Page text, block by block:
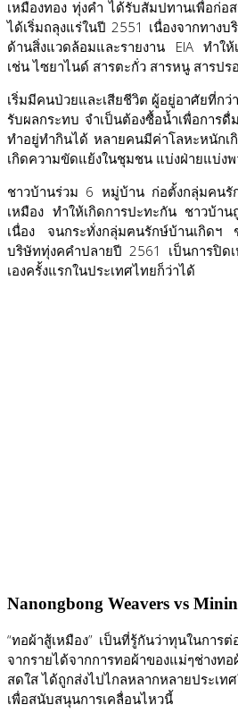
เหมืองทอง ทุ่งคำ ได้รับสัมปทานเพื่อก่อ
ได้เริ่มถลุงแร่ในปี 2551 เนื่องจากทาง
ด้านสิ่งแวดล้อมและรายงาน EIA ทำให้
เช่น ไซยาไนด์ สารตะกั่ว สารหนู สารป
เริ่มมีคนป่วยและเสียชีวิต ผู้อยู่อาศัยที่ก
รับผลกระทบ จำเป็นต้องซื้อน้ำเพื่อการ
ทำอยู่ทำกินได้ หลายคนมีค่าโลหะหนักเ
เกิดความขัดแย้งในชุมชน แบ่งฝ่ายแบ่งพ
ชาวบ้านร่วม 6 หมู่บ้าน ก่อตั้งกลุ่มคนรั
เหมือง ทำให้เกิดการปะทะกัน ชาวบ้
เนื่อง จนกระทั่งกลุ่มฅนรักษ์บ้านเกิดฯ
บริษัททุ่งคคำปลายปี 2561 เป็นการปิด
เองครั้งแรกในประเทศไทยก็ว่าได้
Nanongbong Weavers vs
“ทอผ้าสู้เหมือง” เป็นที่รู้กันว่าทุนในการ
จากรายได้จากการทอผ้าของแม่ๆช่างท
สดใส ได้ถูกส่งไปไกลหลากหลายประเท
เพื่อสนับสนุนการเคลื่อนไหวนี้